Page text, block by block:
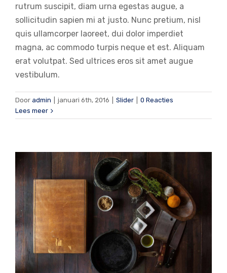
rutrum suscipit, diam urna egestas augue, a
sollicitudin sapien mi at justo. Nunc pretium, nisl
quis ullamcorper laoreet, dui dolor imperdiet
magna, ac commodo turpis neque et est. Aliquam
erat volutpat. Sed ultrices eros sit amet augue
vestibulum.
Door admin januari 6th, 2016 Slider
0 Reacties
Lees meer
hendrerit eros